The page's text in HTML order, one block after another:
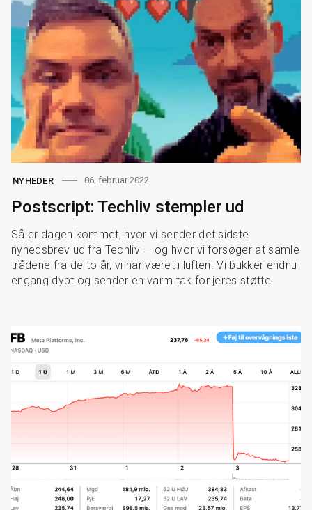
NYHEDER 06. februar 2022
Postscript: Techliv stempler ud
Så er dagen kommet, hvor vi sender det sidste
nyhedsbrev ud fra Techliv — og hvor vi forsøger at samle
trådene fra de to år, vi har været i luften. Vi bukker endnu
engang dybt og sender en varm tak for jeres støtte!